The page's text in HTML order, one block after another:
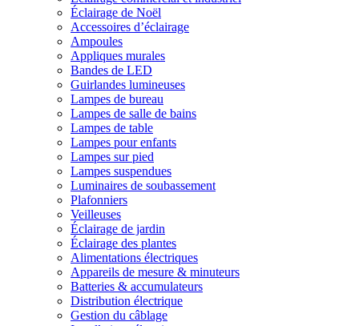
Éclairage de Noël
Accessoires d’éclairage
Ampoules
Appliques murales
Bandes de LED
Guirlandes lumineuses
Lampes de bureau
Lampes de salle de bains
Lampes de table
Lampes pour enfants
Lampes sur pied
Lampes suspendues
Luminaires de soubassement
Plafonniers
Veilleuses
Éclairage de jardin
Éclairage des plantes
Alimentations électriques
Appareils de mesure & minuteurs
Batteries & accumulateurs
Distribution électrique
Gestion du câblage